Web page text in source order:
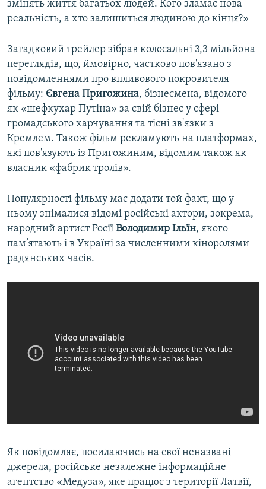
змінять життя багатьох людей. Кого зламає нова
реальність, а хто залишиться людиною до кінця?»
Загадковий трейлер зібрав колосальні 3,3 мільйона
переглядів, що, ймовірно, частково пов'язано з
повідомленнями про впливового покровителя
фільму: Євгена Пригожина, бізнесмена, відомого
як «шефкухар Путіна» за свій бізнес у сфері
громадського харчування та тісні зв'язки з
Кремлем. Також фільм рекламують на платформах,
які пов'язують із Пригожиним, відомим також як
власник «фабрик тролів».
Популярності фільму має додати той факт, що у
ньому знімалися відомі російські актори, зокрема,
народний артист Росії Володимир Ільїн, якого
пам’ятають і в Україні за численними кіноролями
радянських часів.
Як повідомляє, посилаючись на свої неназвані
джерела, російське незалежне інформаційне
агентство «Медуза», яке працює з території Латвії,